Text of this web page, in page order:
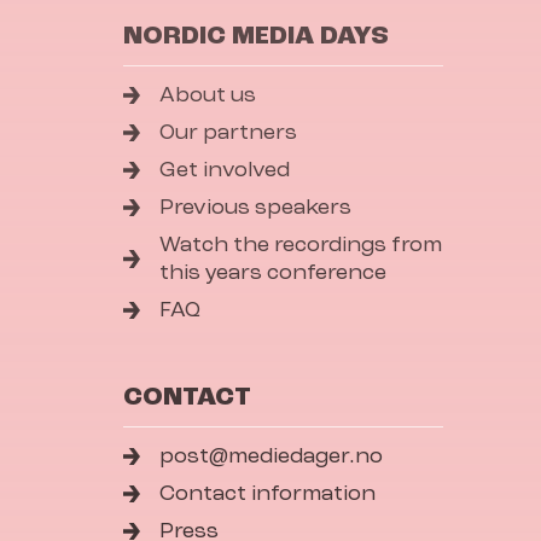
NORDIC MEDIA DAYS
About us
Our partners
Get involved
Previous speakers
Watch the recordings from
this years conference
FAQ
CONTACT
post@mediedager.no
Contact information
Press